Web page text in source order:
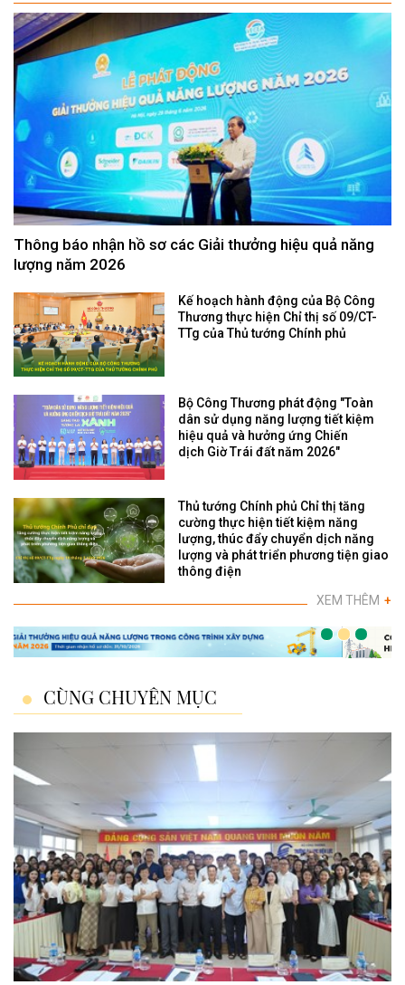
Thông báo nhận hồ sơ các Giải thưởng hiệu quả năng
lượng năm 2026
Kế hoạch hành động của Bộ Công
Thương thực hiện Chỉ thị số 09/CT-
TTg của Thủ tướng Chính phủ
Bộ Công Thương phát động "Toàn
dân sử dụng năng lượng tiết kiệm
hiệu quả và hưởng ứng Chiến
dịch Giờ Trái đất năm 2026"
Thủ tướng Chính phủ Chỉ thị tăng
cường thực hiện tiết kiệm năng
lượng, thúc đẩy chuyển dịch năng
lượng và phát triển phương tiện giao
thông điện
XEM THÊM +
CÙNG CHUYÊN MỤC